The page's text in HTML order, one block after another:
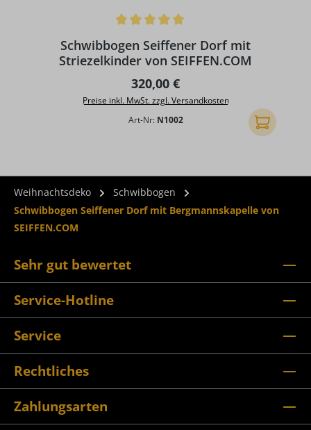
Schwibbogen Seiffener Dorf mit
Striezelkinder von SEIFFEN.COM
Regulärer Preis:
320,00 €
Preise inkl. MwSt. zzgl. Versandkosten
Art-Nr: N1002 In den
Weihnachtsdeko
Schwibbogen
Schwibbogen Seiffener Dorf mit Bergmannskapelle von
SEIFFEN.COM
Sehr gut bewertet
Service-Hotline
Service
Rechtliches
Zahlungsarten